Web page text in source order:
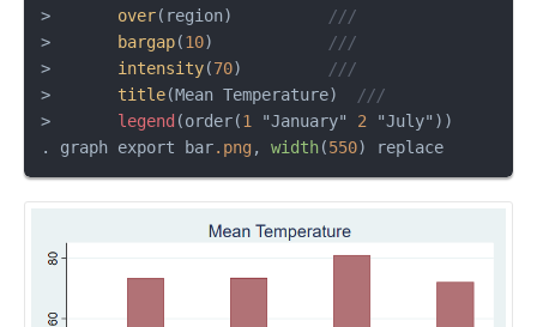
> over(region)
///
> bargap(10)
///
> intensity(70)
///
> title(Mean Temperature)
///
> legend (order(1 "January" 2 "July"))
. graph export bar.png , width(550) replace